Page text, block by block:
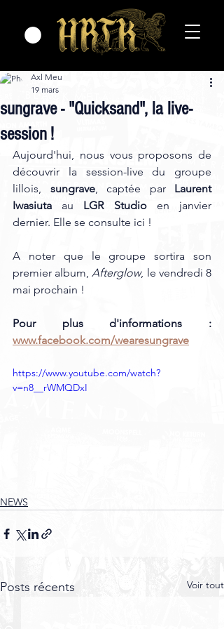
sungrave - "Quicksand", la live-
session !
Axl Meu
19 mars
Aujourd'hui, nous vous proposons de
découvrir la session-live du groupe
lillois, sungrave, captée par Laurent
Iwasiuta au LGR Studio en janvier
dernier. Elle se consulte ici !
A noter que le groupe sortira son
premier album, Afterglow, le vendredi 8
mai prochain !
www.facebook.com/wearesungrave
https://www.youtube.com/watch?
v=n8__rWMQDxI
NEWS
Posts récents Voir tout